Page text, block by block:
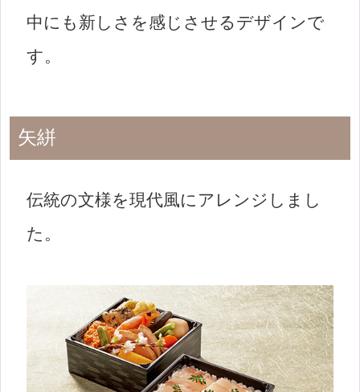
中にも新しさを感じさせるデザインで
す。
矢絣
伝統の文様を現代風にアレンジしまし
た。